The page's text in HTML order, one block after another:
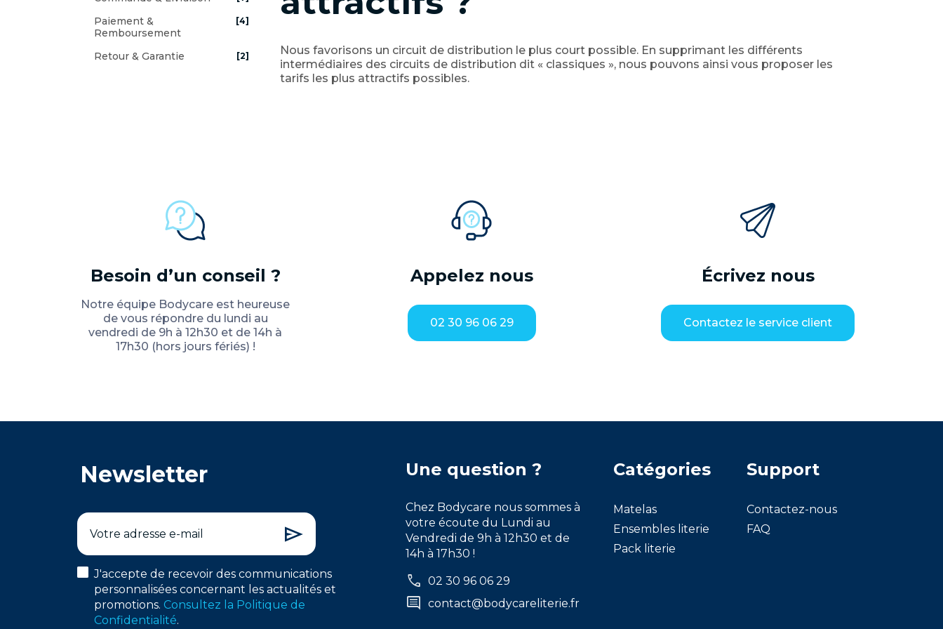
Paiement &
Remboursement
[4]
Retour & Garantie [2]
Nous favorisons un circuit de distribution le plus court possible. En supprimant les différents
intermédiaires des circuits de distribution dit « classiques », nous pouvons ainsi vous proposer les
tarifs les plus attractifs possibles.
Besoin d’un conseil ?
Notre équipe Bodycare est heureuse
de vous répondre du lundi au
vendredi de 9h à 12h30 et de 14h à
17h30 (hors jours fériés) !
Appelez nous
02 30 96 06 29
Écrivez nous
Contactez le service client
Newsletter
J'accepte de recevoir des communications
personnalisées concernant les actualités et
promotions. Consultez la Politique de
Confidentialité.
Une question ?
Chez Bodycare nous sommes à
votre écoute du Lundi au
Vendredi de 9h à 12h30 et de
14h à 17h30 !
call 02 30 96 06 29
comment contact@bodycareliterie.fr
Catégories
Matelas
Ensembles literie
Pack literie
Support
Contactez-nous
FAQ